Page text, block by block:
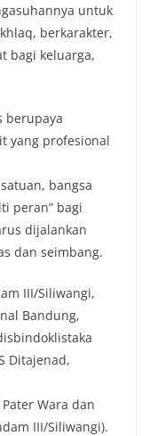
untuk
berkarakter,
bagi keluarga,
berupaya
yang profesional
bangsa
peran” bagi
dijalankan
dan seimbang.
III/Siliwangi,
Bandung,
Ditajenad,
Wara dan
III/Siliwangi).